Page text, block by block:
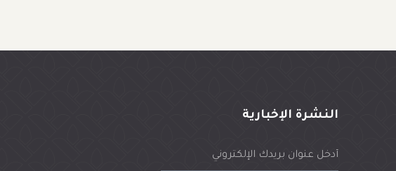
النشرة الإخبارية